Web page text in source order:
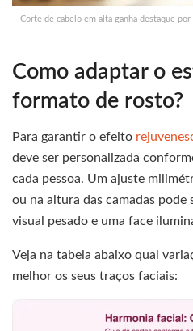
Corte de cabelo em alta ganha destaque
Como adaptar o
formato de rosto?
Para garantir o efeito
deve ser personalizada
cada pessoa. Um ajuste
ou na altura das camadas
visual pesado e uma face
Veja na tabela abaixo qual
melhor os seus traços faciais: